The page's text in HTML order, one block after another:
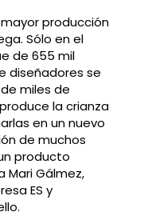
producción
Sólo en el
de 655 mil
diseñadores se
miles de
la crianza
en un nuevo
de muchos
producto
Mari Gálmez,
ES y